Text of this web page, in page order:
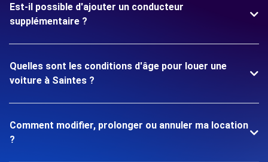
Est-il possible d'ajouter un conducteur
supplémentaire ?
Quelles sont les conditions d'âge pour louer une
voiture à Saintes ?
Comment modifier, prolonger ou annuler ma location
?